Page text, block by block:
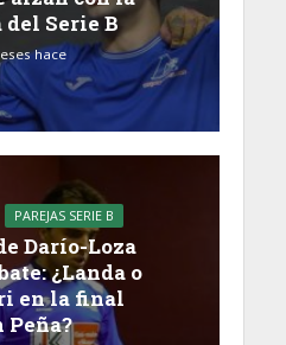
Serie B
hace
PAREJAS SERIE B
Darío-Loza
¿Landa o
en la final
Peña?